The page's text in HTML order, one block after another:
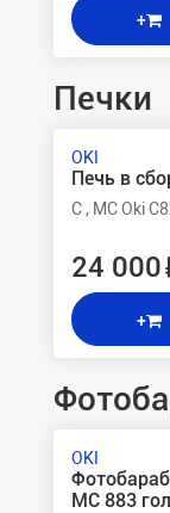
+
Печки
OKI
Печь в
C , MC Oki
24 000
+
OKI
MC 883